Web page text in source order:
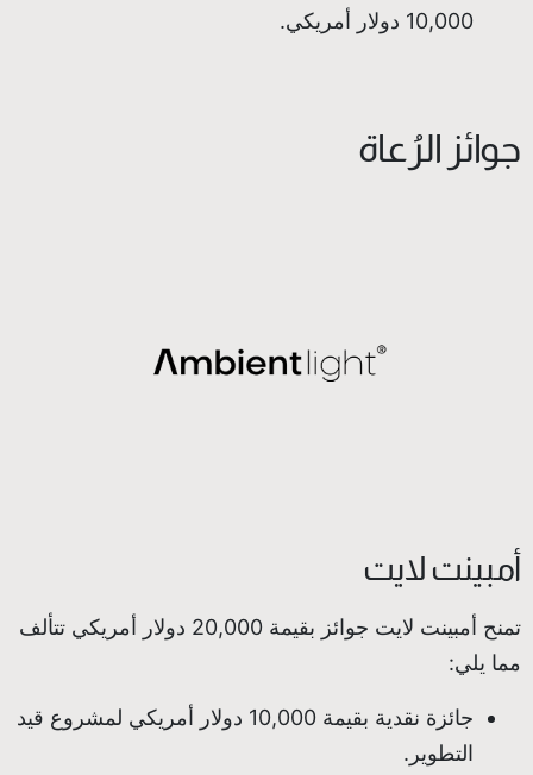
10,000 دولار أمريكي.
جوائز الرُعاة
أمبينت لايت
تمنح أمبينت لايت جوائز بقيمة 20,000 دولار أمريكي تتألف
مما يلي:
جائزة نقدية بقيمة 10,000 دولار أمريكي لمشروع قيد
التطوير.